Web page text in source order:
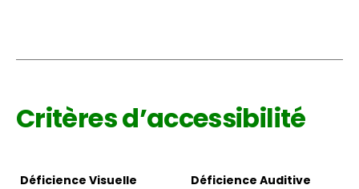
Critères d’accessibilité
Déficience Visuelle Déficience Auditive